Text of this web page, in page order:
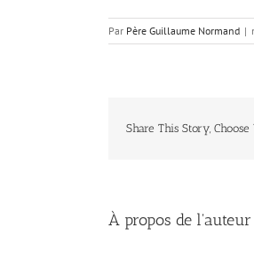
Par Père Guillaume Normand |
Share This Story,
À propos de l'auteur